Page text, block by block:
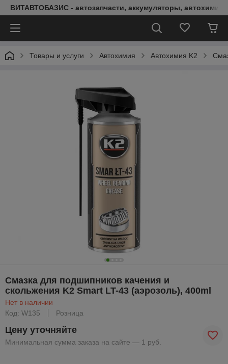
ВИТАВТОБАЗИС - автозапчасти, аккумуляторы, автохимия,
Товары и услуги Автохимия Автохимия K2
Смазка для подшипников качения и
скольжения K2 Smart LT-43 (аэрозоль), 400ml
Нет в наличии
Код: W135
Розница
Цену уточняйте
Минимальная сумма заказа на сайте — 1 руб.